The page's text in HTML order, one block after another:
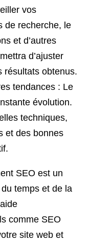
vos
de recherche, le
et d’autres
d’ajuster
résultats obtenus.
tendances : Le
évolution.
techniques,
et des bonnes
SEO est un
temps et de la
comme SEO
site web et